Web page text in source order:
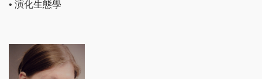
• 演化生態學
Image